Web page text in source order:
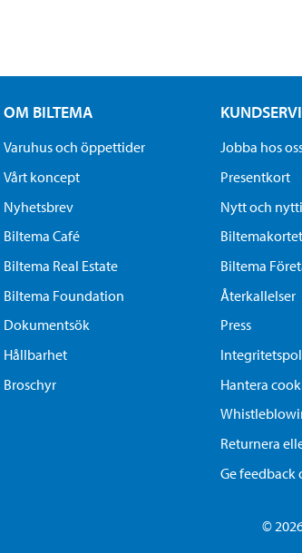
OM BILTEMA
Varuhus och öppettider
Vårt koncept
Nyhetsbrev
Biltema Café
Biltema Real Estate
Biltema Foundation
Dokumentsök
Hållbarhet
Broschyr
Jobba hos
Presentkort
Nytt och
Biltemakortet
Biltema
Återkallelser
Press
Hantera
Returnera
Ge feedback
©